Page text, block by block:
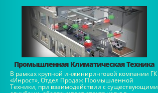
Промышленная Климатическая Техника
В рамках крупной инжиниринговой компании ГК
«Инрост», Отдел Продаж Промышленной
Техники, при взаимодействии с существующими